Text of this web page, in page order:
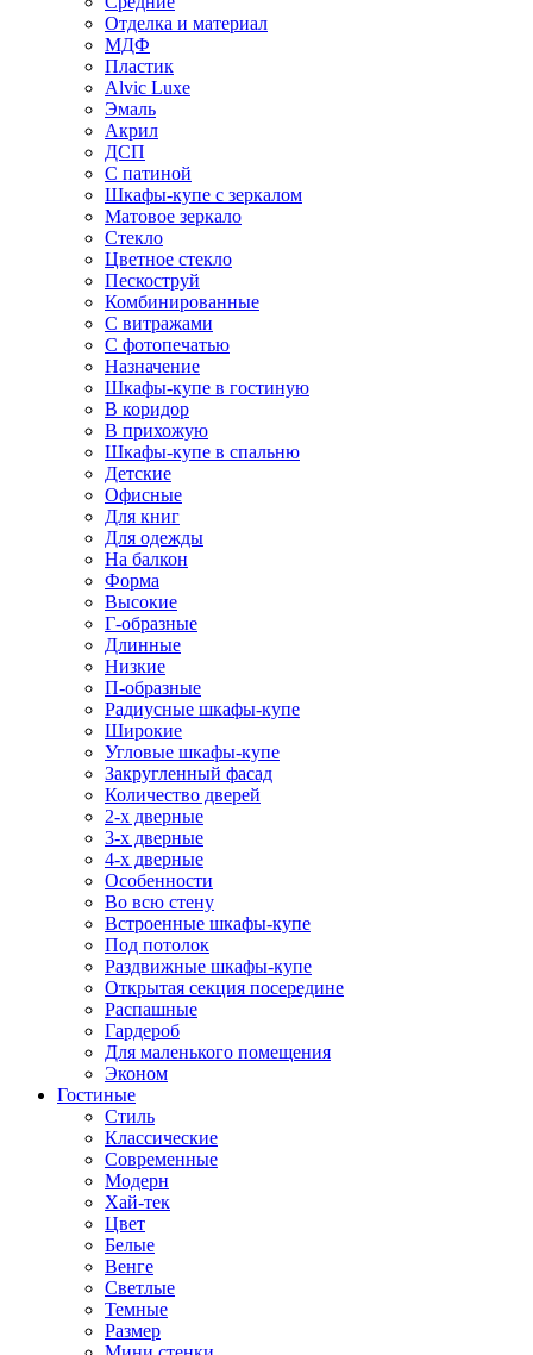
Отделка и материал
МДФ
Пластик
Alvic Luxe
Эмаль
Акрил
ДСП
С патиной
Шкафы-купе с зеркалом
Матовое зеркало
Стекло
Цветное стекло
Пескоструй
Комбинированные
С витражами
С фотопечатью
Назначение
Шкафы-купе в гостиную
В коридор
В прихожую
Шкафы-купе в спальню
Детские
Офисные
Для книг
Для одежды
На балкон
Форма
Высокие
Г-образные
Длинные
Низкие
П-образные
Радиусные шкафы-купе
Широкие
Угловые шкафы-купе
Закругленный фасад
Количество дверей
2-х дверные
3-х дверные
4-х дверные
Особенности
Во всю стену
Встроенные шкафы-купе
Под потолок
Раздвижные шкафы-купе
Открытая секция посередине
Распашные
Гардероб
Для маленького помещения
Эконом
Гостиные
Стиль
Классические
Современные
Модерн
Хай-тек
Цвет
Белые
Венге
Светлые
Темные
Размер